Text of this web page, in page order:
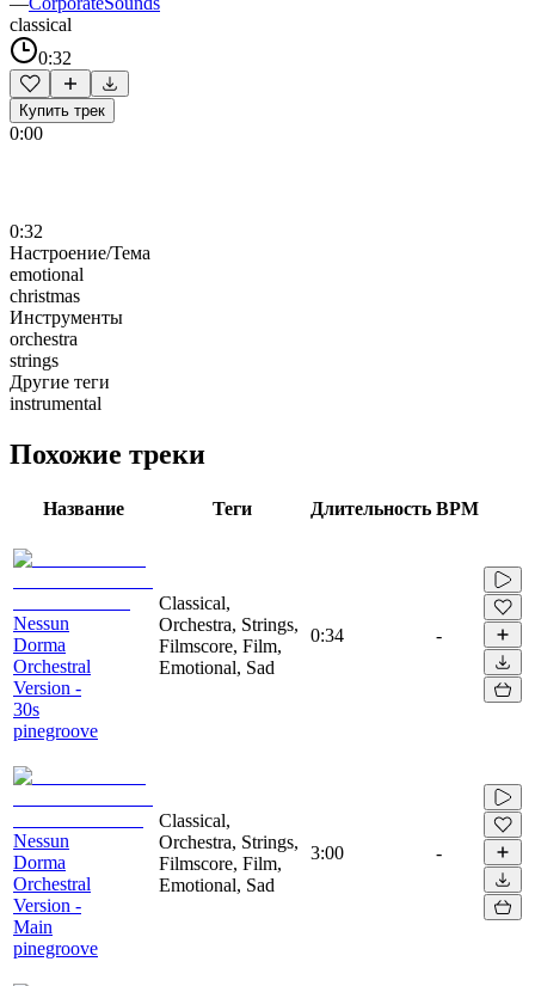
classical
0:32
Купить трек
0:00
0:32
Настроение/Тема
emotional
christmas
Инструменты
orchestra
strings
Другие теги
instrumental
Похожие треки
Название Теги Длительность BPM
Nessun
Dorma
Orchestral
Version -
30s
pinegroove
Classical,
Orchestra, Strings,
Filmscore, Film,
Emotional, Sad
0:34 -
Nessun
Dorma
Orchestral
Version -
Main
pinegroove
Classical,
Orchestra, Strings,
Filmscore, Film,
Emotional, Sad
3:00 -